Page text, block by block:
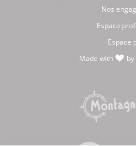
Nos
Espace
Espace
Made with
by